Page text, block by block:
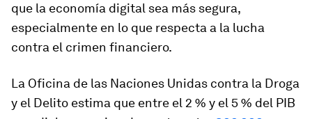
que la economía digital sea más segura,
especialmente en lo que respecta a la lucha
contra el crimen financiero.
La Oficina de las Naciones Unidas contra la Droga
y el Delito estima que entre el 2 % y el 5 % del PIB